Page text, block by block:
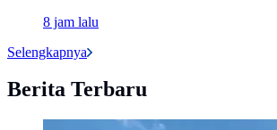
8 jam lalu
Selengkapnya
Berita Terbaru